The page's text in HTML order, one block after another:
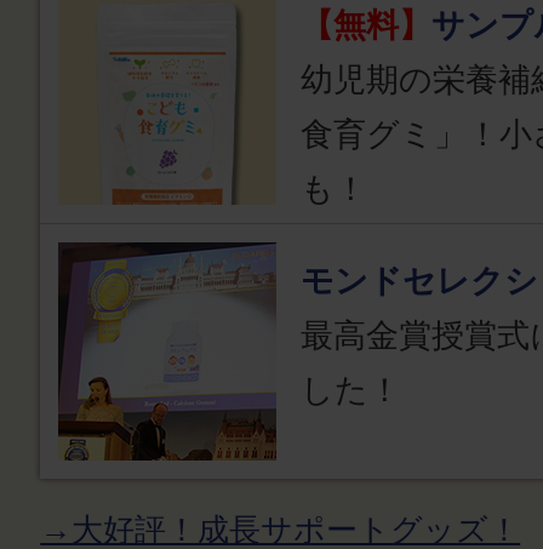
【無料】 サンプ
幼児期の栄養
食育グミ」！
も！
モンドセレク
最高金賞授賞
した！
→大好評！成長サポートグッズ！